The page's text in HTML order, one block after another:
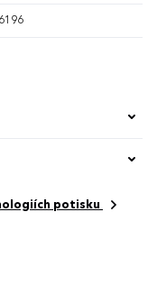
potisku